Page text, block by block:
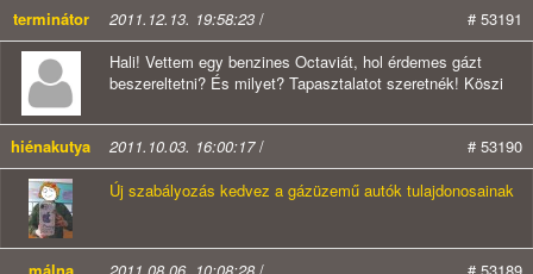
terminátor 2011.12.13. 19:58:23 /
# 53191
Hali! Vettem egy benzines Octaviát, hol érdemes gázt
beszereltetni? És milyet? Tapasztalatot szeretnék! Köszi
hiénakutya 2011.10.03. 16:00:17/
# 53190
Új szabályozás kedvez a gázüzemű autók tulajdonosainak